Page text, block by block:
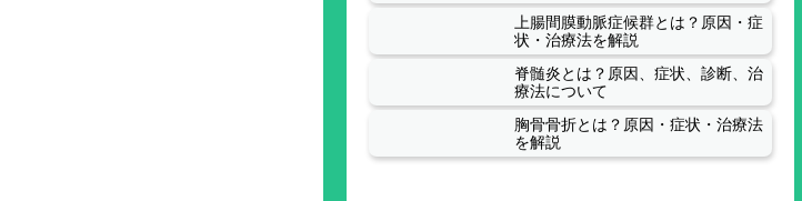
上腸間膜動脈症候群とは？原因・症
状・治療法を解説
脊髄炎とは？原因、症状、診断、治
療法について
胸骨骨折とは？原因・症状・治療法
を解説